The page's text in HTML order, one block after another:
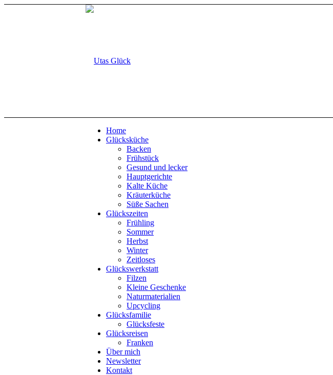
Home
Glücksküche
Backen
Frühstück
Gesund und lecker
Hauptgerichte
Kalte Küche
Kräuterküche
Süße Sachen
Glückszeiten
Frühling
Sommer
Herbst
Winter
Zeitloses
Glückswerkstatt
Filzen
Kleine Geschenke
Naturmaterialien
Upcycling
Glücksfamilie
Glücksfeste
Glücksreisen
Franken
Über mich
Newsletter
Kontakt